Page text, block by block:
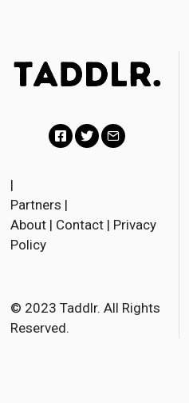
c
e
o
k
t
r
i
|
Partners |
About | Contact | Privacy
Policy
© 2023 Taddlr. All Rights
Reserved.